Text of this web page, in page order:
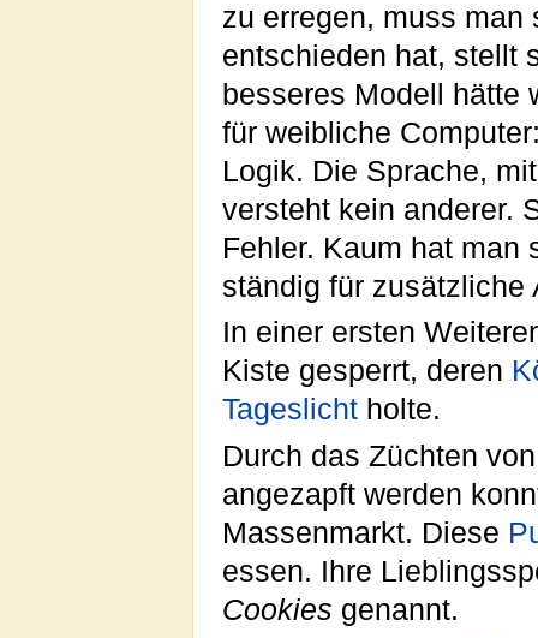
zu erregen, muss
entschieden hat, stellt
besseres Modell hätte
für weibliche
Logik. Die Sprache,
versteht kein anderer.
Fehler. Kaum hat man
ständig für zusätzliche
In einer ersten
Kiste gesperrt, deren
Tageslicht holte.
Durch das Züchten
angezapft werden
Massenmarkt. Diese
essen. Ihre
Cookies genannt.